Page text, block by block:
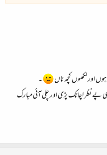
اور لکھوں کچھ ناں
۔
پے نظر اچانک پڑی اور چلی آئی مبارک